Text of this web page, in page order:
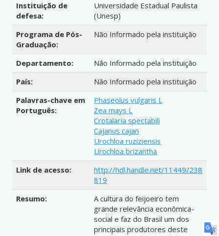
Instituição de
defesa:
Universidade Estadual Paulista
(Unesp)
Programa de Pós-
Graduação:
Não Informado pela instituição
Departamento:
Não Informado pela instituição
País:
Não Informado pela instituição
Palavras-chave em
Português:
Phaseolus vulgaris L
Zea mays L
Crotalaria spectabili
Cajanus cajan
Urochloa ruziziensis
Urochloa brizantha
Link de acesso:
http://hdl.handle.net/11449/238
819
Resumo:
A cultura do feijoeiro tem
grande relevância econômica-
social e faz do Brasil um dos
principais produtores deste